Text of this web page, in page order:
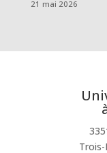
21 mai 2026